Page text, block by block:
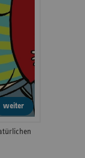
weiter